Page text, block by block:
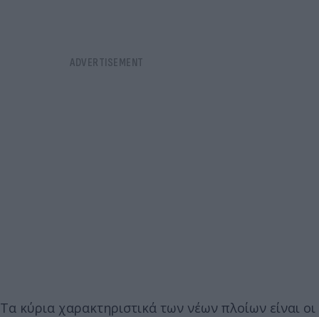
Τα κύρια χαρακτηριστικά των νέων πλοίων είναι οι